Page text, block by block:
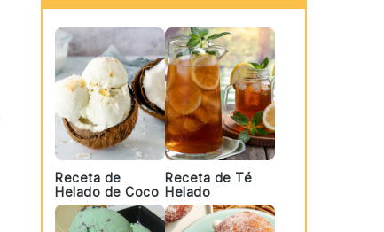
Receta de
Helado de Coco
Receta de Té
Helado